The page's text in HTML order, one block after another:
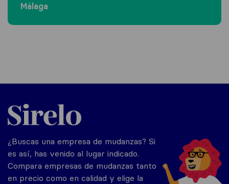
Málaga
Sirelo.es
¿Buscas una empresa de mudanzas? Si
es así, has venido al lugar indicado.
Compara empresas de mudanzas tanto
en precio como en calidad y elige la